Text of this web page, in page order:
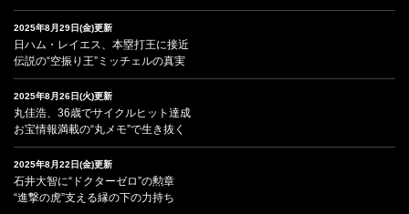
2025年8月29日(金)更新
日ハム・レイエス、本塁打王に接近
伝説の“空振り王”ミッチェルの真実
2025年8月26日(火)更新
丸佳浩、36歳でサイクルヒット達成
お宝情報満載の“丸メモ”で生き抜く
2025年8月22日(金)更新
石井大智に“ドクターゼロ”の勲章
“進撃の虎”支える縁の下の力持ち